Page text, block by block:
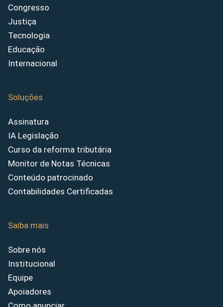
Congresso
Justiça
Tecnologia
Educação
Internacional
Soluções
Assinatura
IA Legislação
Curso da reforma tributária
Monitor de Notas Técnicas
Conteúdo patrocinado
Contabilidades Certificadas
Saiba mais
Sobre nós
Institucional
Equipe
Apoiadores